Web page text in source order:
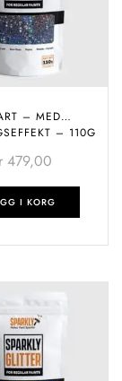
– MED
– 110G
479,00
I KORG